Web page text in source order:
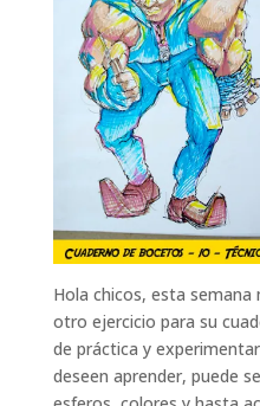
Hola chicos, esta
otro ejercicio para su
de práctica y
deseen aprender, puede